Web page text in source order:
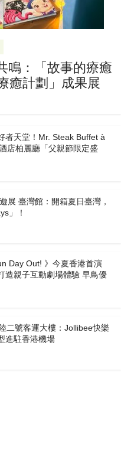
鳴：「故事的療癒
癒計劃」成果展
者天堂！Mr. Steak Buffet à
店柏麗廳「⽗親節限定盛
展 臺灣館：開箱夏日臺灣，
」！
Day Out! 》今夏香港首演
造親子互動劇場體驗 早鳥優
二號客運大樓：Jollibee快樂
進駐香港機場